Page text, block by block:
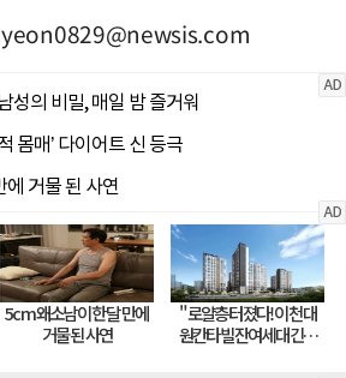
yeon0829@newsis.com